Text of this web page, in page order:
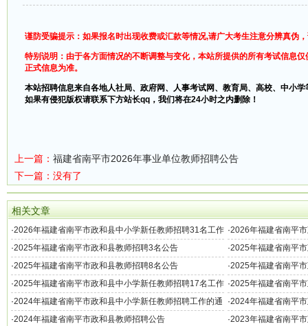
谨防受骗提示：如果报名时出现收费或汇款等情况,请广大考生注意分辨真伪
特别说明：由于各方面情况的不断调整与变化，本站所提供的所有考试信息
正式信息为准。
本站招聘信息来自各地人社局、政府网、人事考试网、教育局、高校、中小
如果有侵犯版权请联系下方站长qq，我们将在24小时之内删除！
上一篇： 福建省南平市2026年事业单位教师招聘公告
下一篇：没有了
相关文章
·2026年福建省南平市政和县中小学新任教师招聘31名工作
的通知
·2026年福建省南平
·2025年福建省南平市政和县教师招聘3名公告 ·2025年福建省南平
·2025年福建省南平市政和县教师招聘8名公告 ·2025年福建省南平
·2025年福建省南平市政和县中小学新任教师招聘17名工作
的通知
·2025年福建省南平
·2024年福建省南平市政和县中小学新任教师招聘工作的通
知（33名）
·2024年福建省南平
教师的通知
·2024年福建省南平市政和县教师招聘公告 ·2023年福建省南平